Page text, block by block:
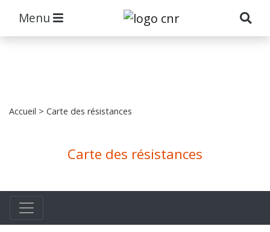
Menu
Accueil > Carte des résistances
Carte des résistances